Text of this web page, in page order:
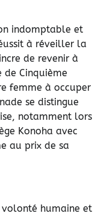
indomptable et
à réveiller la
de revenir à
Cinquième
femme à occuper
se distingue
notamment lors
Konoha avec
au prix de sa
humaine et